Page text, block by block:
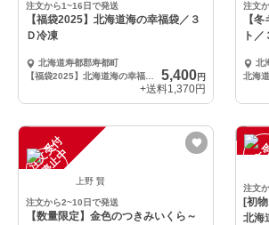
注文から1~16日で発送
【福袋2025】北海道海の幸福袋／３
Ｄ冷凍
北海道寿都郡寿都町
【福袋2025】北海道海の幸福袋／３Ｄ冷凍
5,400円
+送料1,370円
注文
【
ト
北
北海
注
文
受
付
停
止
中
上野 賢
注文から2~10日で発送
【数量限定】金色のつきみいくら～
注文
[初
北海